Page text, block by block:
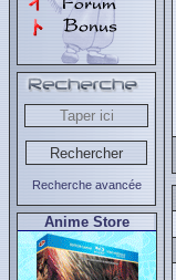
Recherche avancée
Anime Store